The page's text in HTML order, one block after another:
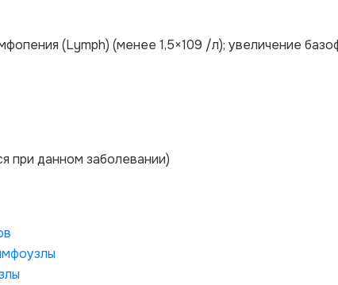
(Lymph) (менее 1,5×109 /л); увеличение
при данном заболевании)